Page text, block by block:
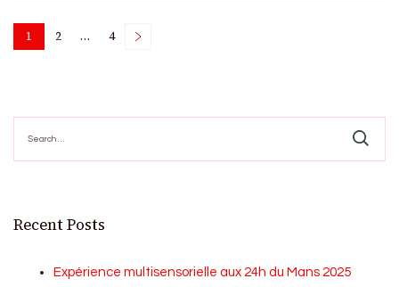
Posts
Page
1 Page
2 … Page
4
for:
Recent Posts
Expérience multisensorielle aux 24h du Mans 2025